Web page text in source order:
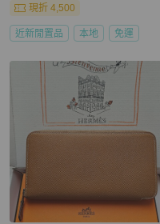
現折 4,500
近新閒置品 本地 免運